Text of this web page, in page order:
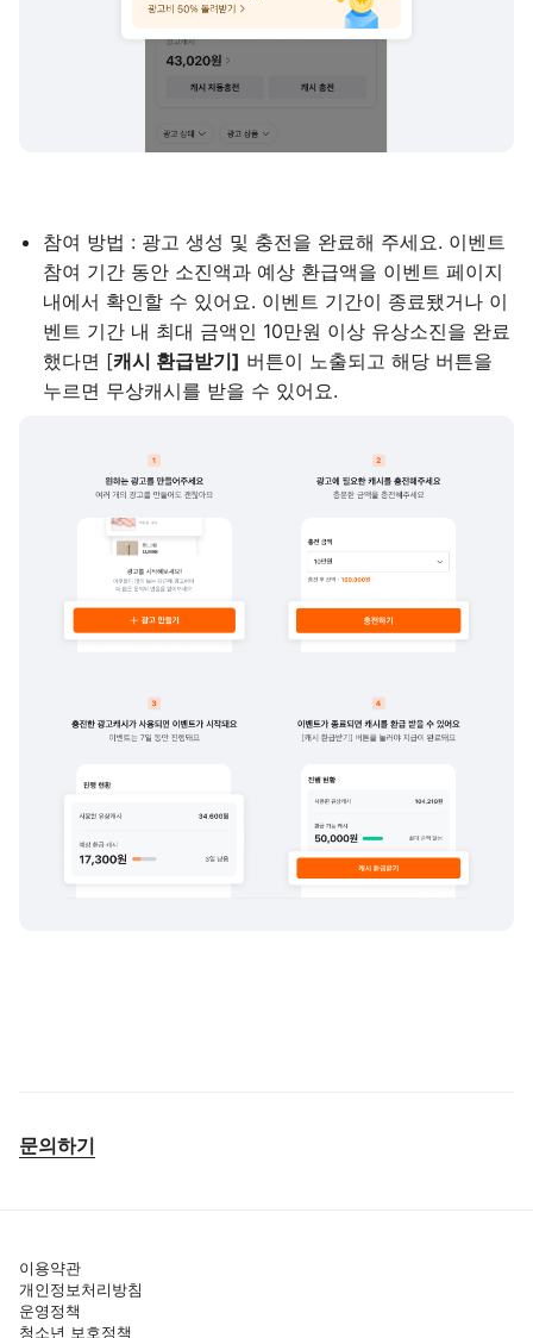
참여 방법 : 광고 생성 및 충전을 완료해 주세요. 이벤트
참여 기간 동안 소진액과 예상 환급액을 이벤트 페이지
내에서 확인할 수 있어요. 이벤트 기간이 종료됐거나 이
벤트 기간 내 최대 금액인 10만원 이상 유상소진을 완료
했다면 [캐시 환급받기] 버튼이 노출되고 해당 버튼을
누르면 무상캐시를 받을 수 있어요.
문의하기
이용약관
개인정보처리방침
운영정책
청소년 보호정책